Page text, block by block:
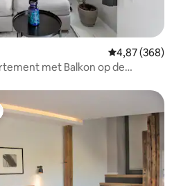
Gemiddelde
4,87 (368)
met Balkon op de